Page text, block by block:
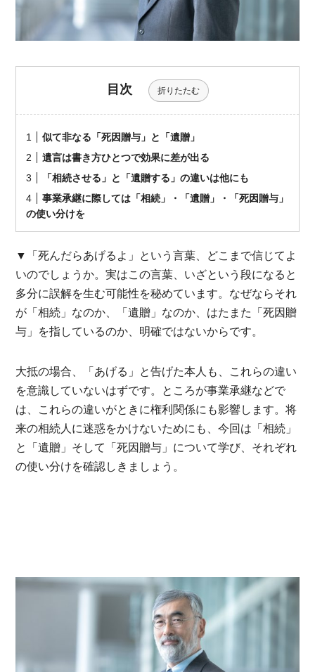
目次 折りたたむ
似て非なる「死因贈与」と「遺贈」
遺言は書き方ひとつで効果に差が出る
「相続させる」と「遺贈する」の違いは他にも
事業承継に際しては「相続」・「遺贈」・「死因贈与」
の使い分けを
▼「死んだらあげるよ」という言葉、どこまで信じてよ
いのでしょうか。実はこの言葉、いざという段になると
多分に誤解を生む可能性を秘めています。なぜならそれ
が「相続」なのか、「遺贈」なのか、はたまた「死因贈
与」を指しているのか、明確ではないからです。
大抵の場合、「あげる」と告げた本人も、これらの違い
を意識していないはずです。ところが事業承継などで
は、これらの違いがときに権利関係にも影響します。将
来の相続人に迷惑をかけないためにも、今回は「相続」
と「遺贈」そして「死因贈与」について学び、それぞれ
の使い分けを確認しきましょう。